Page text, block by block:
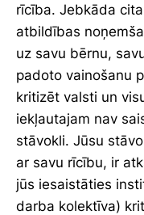
rīcība. Jebkāda
atbildības
uz savu bērnu,
padoto vainošanu
kritizēt valsti un
iekļautajam nav
stāvokli. Jūsu
ar savu rīcību, ir
jūs iesaistāties
darba kolektīva)